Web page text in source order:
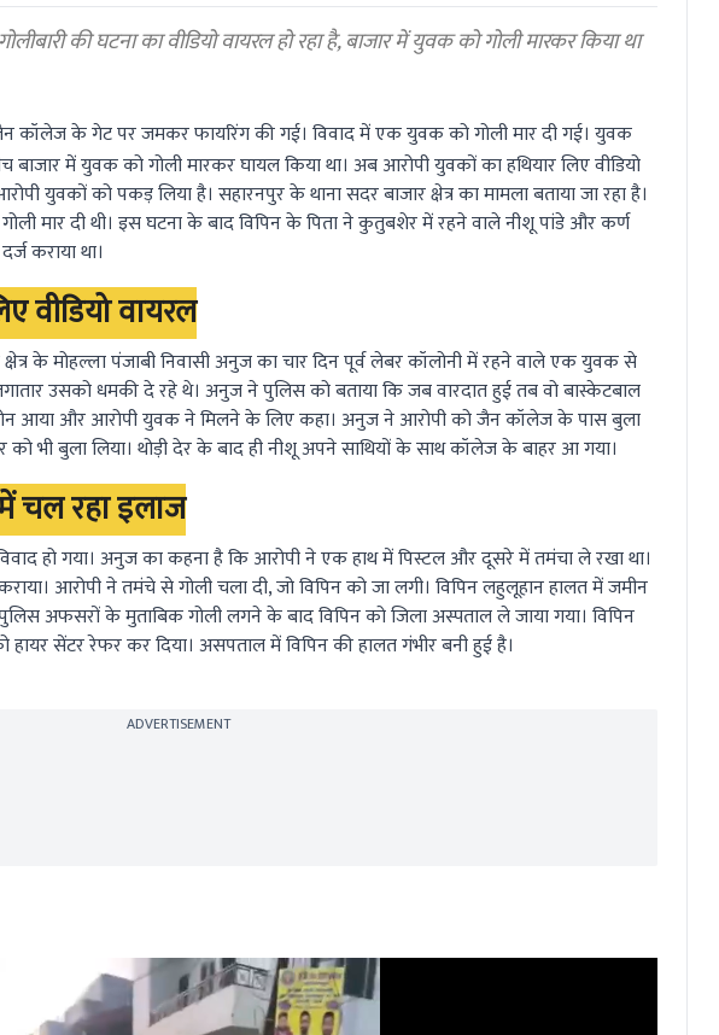
की घटना का वीडियो वायरल हो रहा है, बाजार में युवक को गोली मारकर किया था
कॉलेज के गेट पर जमकर फायरिंग की गई। विवाद में एक युवक को गोली मार दी गई। युवक
बाजार में युवक को गोली मारकर घायल किया था। अब आरोपी युवकों का हथियार लिए वीडियो
युवकों को पकड़ लिया है। सहारनपुर के थाना सदर बाजार क्षेत्र का मामला बताया जा रहा है।
मार दी थी। इस घटना के बाद विपिन के पिता ने कुतुबशेर में रहने वाले नीशू पांडे और कर्ण
कराया था।
वीडियो वायरल
के मोहल्ला पंजाबी निवासी अनुज का चार दिन पूर्व लेबर कॉलोनी में रहने वाले एक युवक से
उसको धमकी दे रहे थे। अनुज ने पुलिस को बताया कि जब वारदात हुई तब वो बास्केटबाल
आया और आरोपी युवक ने मिलने के लिए कहा। अनुज ने आरोपी को जैन कॉलेज के पास बुला
को भी बुला लिया। थोड़ी देर के बाद ही नीशू अपने साथियों के साथ कॉलेज के बाहर आ गया।
चल रहा इलाज
हो गया। अनुज का कहना है कि आरोपी ने एक हाथ में पिस्टल और दूसरे में तमंचा ले रखा था।
आरोपी ने तमंचे से गोली चला दी, जो विपिन को जा लगी। विपिन लहुलूहान हालत में जमीन
अफसरों के मुताबिक गोली लगने के बाद विपिन को जिला अस्पताल ले जाया गया। विपिन
हायर सेंटर रेफर कर दिया। असपताल में विपिन की हालत गंभीर बनी हुई है।
ADVERTISEMENT